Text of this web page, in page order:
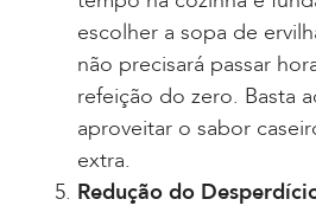
escolher a sopa de
não precisará passar
refeição do zero. Basta
aproveitar o sabor
extra.
Redução do